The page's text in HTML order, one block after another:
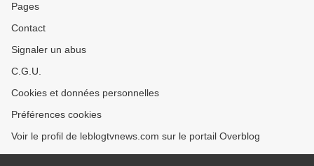
Pages
Contact
Signaler un abus
C.G.U.
Cookies et données personnelles
Préférences cookies
Voir le profil de leblogtvnews.com sur le portail Overblog